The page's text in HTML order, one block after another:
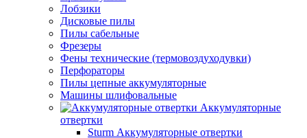
Лобзики
Дисковые пилы
Пилы сабельные
Фрезеры
Фены технические (термовоздуходувки)
Перфораторы
Пилы цепные аккумуляторные
Машины шлифовальные
Аккумуляторные
отвертки
Sturm Аккумуляторные отвертки